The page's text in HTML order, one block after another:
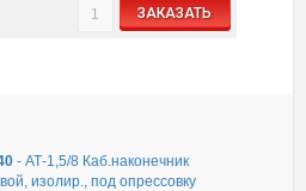
ЗАКАЗАТЬ
-АТ-1,5/8 Каб.наконечник
изолир., под опрессовку